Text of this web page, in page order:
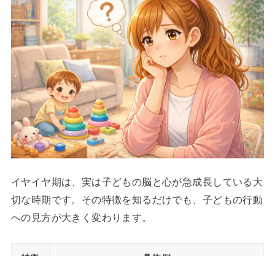
イヤイヤ期は、実は子どもの脳と心が急成長している大
切な時期です。その特徴を知るだけでも、子どもの行動
への見方が大きく変わります。